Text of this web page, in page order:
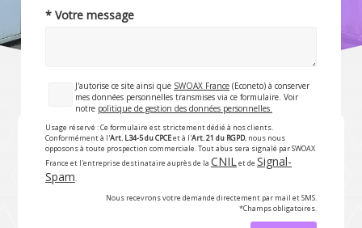
* Votre message
J'autorise ce site ainsi que SWOAX France (Econeto) à conserver
mes données personnelles transmises via ce formulaire. Voir
notre politique de gestion des données personnelles.
Usage réservé : Ce formulaire est strictement dédié à nos clients.
Conformément à l'Art. L34-5 du CPCEet à l'Art. 21 du RGPD, nous nous
opposons à toute prospection commerciale. Tout abus sera signalé par SWOAX
France et l'entreprise destinataire auprès de la CNILet de Signal-
Spam.
Nous recevrons votre demande directement par mail et SMS.
*Champs obligatoires.